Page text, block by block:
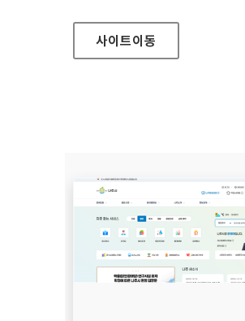
사이트이동